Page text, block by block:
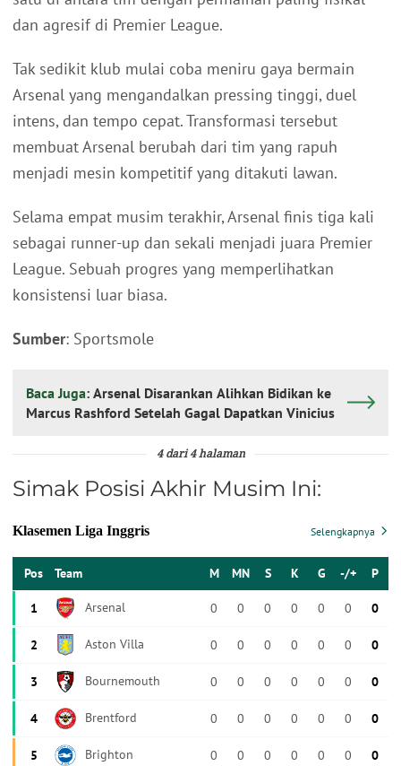
dan agresif di Premier League.
Tak sedikit klub mulai coba meniru gaya bermain
Arsenal yang mengandalkan pressing tinggi, duel
intens, dan tempo cepat. Transformasi tersebut
membuat Arsenal berubah dari tim yang rapuh
menjadi mesin kompetitif yang ditakuti lawan.
Selama empat musim terakhir, Arsenal finis tiga kali
sebagai runner-up dan sekali menjadi juara Premier
League. Sebuah progres yang memperlihatkan
konsistensi luar biasa.
Sumber: Sportsmole
Baca Juga: Arsenal Disarankan Alihkan Bidikan ke
Marcus Rashford Setelah Gagal Dapatkan Vinicius
4 dari 4 halaman
Simak Posisi Akhir Musim Ini: